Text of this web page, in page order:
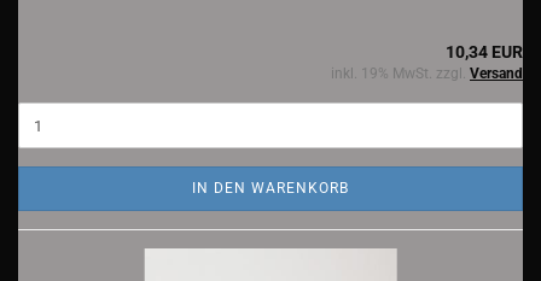
10,34 EUR
inkl. 19% MwSt. zzgl. Versand
IN DEN WARENKORB